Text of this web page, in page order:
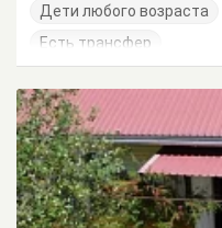
Дети любого возраста
Есть трансфер